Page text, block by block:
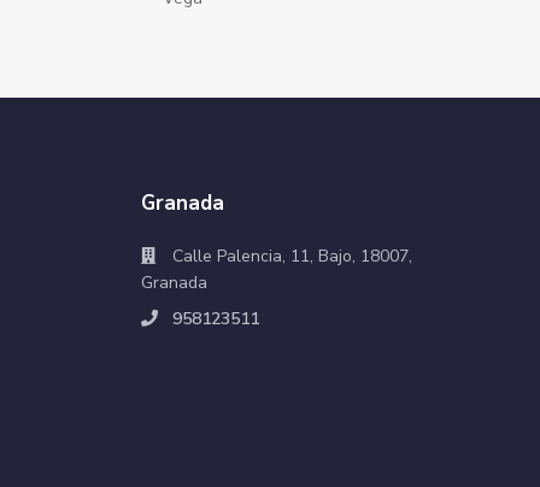
Granada
Calle Palencia, 11, Bajo, 18007,
Granada
958123511